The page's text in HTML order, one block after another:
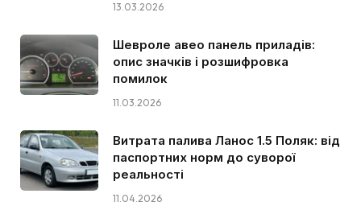
13.03.2026
Шевроле авео панель приладів:
опис значків і розшифровка
помилок
11.03.2026
Витрата палива Ланос 1.5 Поляк: від
паспортних норм до суворої
реальності
11.04.2026